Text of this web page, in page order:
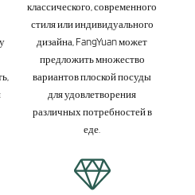
классического, современного
стиля или индивидуального
дизайна, FangYuan может
предложить множество
вариантов плоской посуды
для удовлетворения
различных потребностей в
еде.